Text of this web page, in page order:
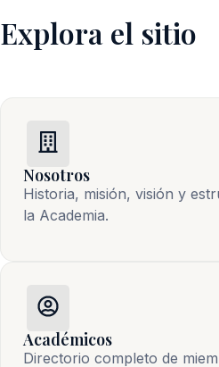
Explora el sitio
Nosotros
Historia, misión, visión y
la Academia.
Académicos
Directorio completo de